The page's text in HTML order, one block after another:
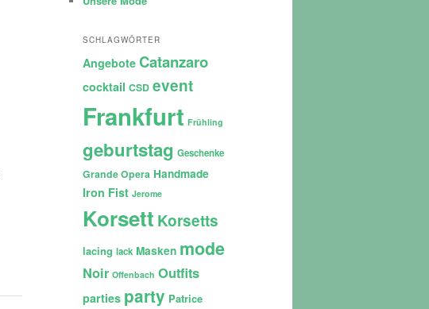
SCHLAGWÖRTER
Angebote Catanzaro
cocktail CSD event
Frankfurt Frühling
geburtstag Geschenke
Grande Opera Handmade
Iron Fist Jerome
Korsett Korsetts
lacing lack Masken mode
Noir Offenbach Outfits
parties party Patrice